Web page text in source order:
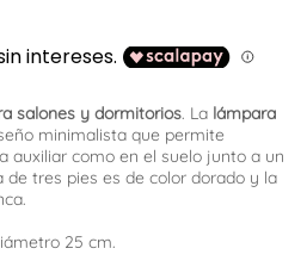
salones y dormitorios. La lámpara
minimalista que permite
auxiliar como en el suelo junto a un
tres pies es de color dorado y la
25 cm.